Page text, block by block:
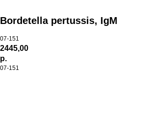
Bordetella pertussis, IgM
07-151
2445,00
р.
07-151